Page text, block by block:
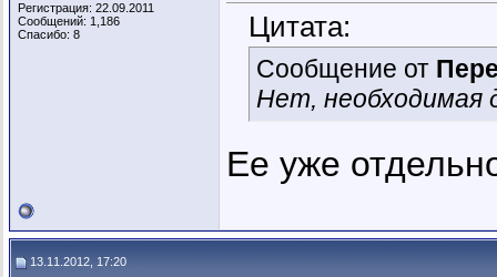
Регистрация: 22.09.2011
Сообщений: 1,186
Спасибо: 8
Цитата:
Сообщение от
Нет, необходимая
Ее уже
13.11.2012, 17:20